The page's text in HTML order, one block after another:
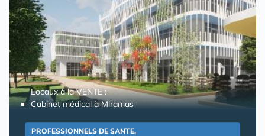
Locaux à la VENTE :
Cabinet médical à Miramas
PROFESSIONNELS DE SANTE,